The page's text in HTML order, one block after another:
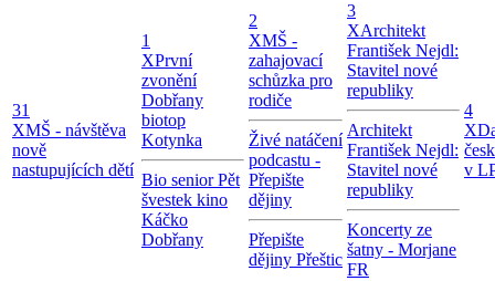
31
XMŠ - návštěva
nově
nastupujících dětí
1
XPrvní
zvonění
Dobřany
biotop
Kotynka
Bio senior Pět
švestek kino
Káčko
Dobřany
2
XMŠ -
zahajovací
schůzka pro
rodiče
Živé natáčení
podcastu -
Přepište
dějiny
Přepište
dějiny Přeštic
3
XArchitekt
František Nejdl:
Stavitel nové
republiky
Architekt
František Nejdl:
Stavitel nové
republiky
Koncerty ze
šatny - Morjane
FR
4
X
v